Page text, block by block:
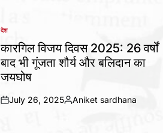
POSTED
देश
कारगिल विजय दिवस 2025: 26 वर्षों
बाद भी गूंजता शौर्य और बलिदान का
जयघोष
on
July 26, 2025
Posted
Aniket sardhana